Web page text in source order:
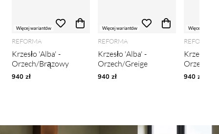
Więcej wariantów
REFORMA
Krzesło 'Alba' -
Orzech/Brązowy
940 zł
Więcej wariantów
REFORMA
Krzesło 'Alba' -
Orzech/Greige
940 zł
Więcej
REFORMA
Krzesło
Orzech/
940 zł